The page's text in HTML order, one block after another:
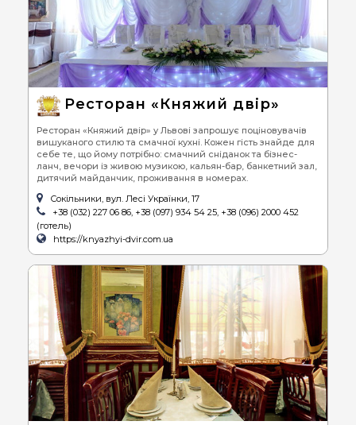
Ресторан «Княжий двір»
Ресторан «Княжий двір» у Львові запрошує поціновувачів
вишуканого стилю та смачної кухні. Кожен гість знайде для
себе те, що йому потрібно: смачний сніданок та бізнес-
ланч, вечори із живою музикою, кальян-бар, банкетний зал,
дитячий майданчик, проживання в номерах.
Сокільники, вул. Лесі Українки, 17
+38 (032) 227 06 86, +38 (097) 934 54 25, +38 (096) 2000 452
(готель)
https://knyazhyi-dvir.com.ua